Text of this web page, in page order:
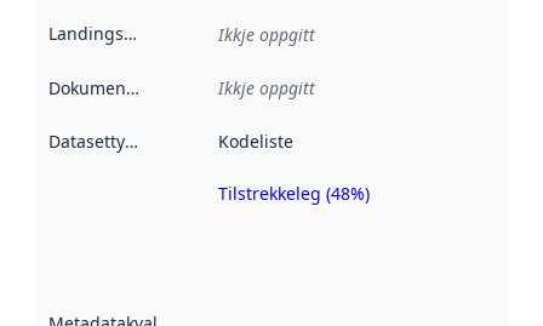
Landingsside Ikkje oppgitt
Dokumentasjon Ikkje oppgitt
Datasettype Kodeliste
Metadatakvalitet
Tilstrekkeleg (48%)